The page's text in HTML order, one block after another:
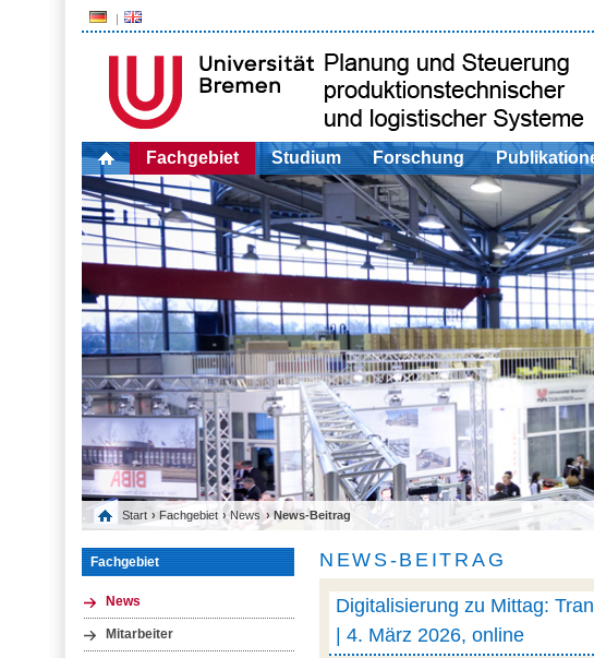
Fachgebiet Studium Forschung
Start › Fachgebiet ›News › News-Beitrag
Fachgebiet
News
Mitarbeiter
NEWS-BEITRAG
Digitalisierung zu Mittag:
| 4. März 2026, online